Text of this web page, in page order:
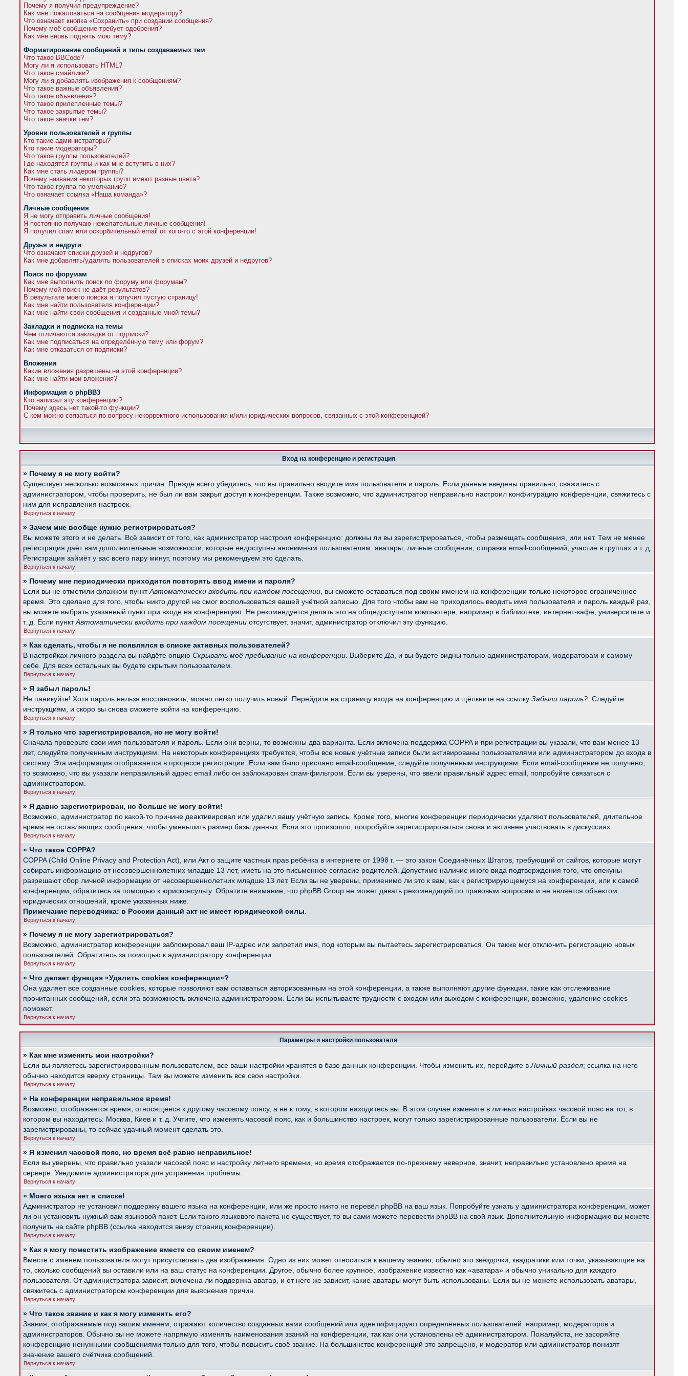
Почему я получил предупреждение?
Как мне пожаловаться на сообщения модератору?
Что означает кнопка «Сохранить» при создании сообщения?
Почему моё сообщение требует одобрения?
Как мне вновь поднять мою тему?
Форматирование сообщений и типы создаваемых тем
Что такое BBCode?
Могу ли я использовать HTML?
Что такое смайлики?
Могу ли я добавлять изображения к сообщениям?
Что такое важные объявления?
Что такое объявления?
Что такое прилепленные темы?
Что такое закрытые темы?
Что такое значки тем?
Уровни пользователей и группы
Кто такие администраторы?
Кто такие модераторы?
Что такое группы пользователей?
Где находятся группы и как мне вступить в них?
Как мне стать лидером группы?
Почему названия некоторых групп имеют разные цвета?
Что такое группа по умолчанию?
Что означает ссылка «Наша команда»?
Личные сообщения
Я не могу отправить личные сообщения!
Я постоянно получаю нежелательные личные сообщения!
Я получил спам или оскорбительный email от кого-то с этой конференции!
Друзья и недруги
Что означают списки друзей и недругов?
Как мне добавлять/удалять пользователей в списках моих друзей и недругов?
Поиск по форумам
Как мне выполнить поиск по форуму или форумам?
Почему мой поиск не даёт результатов?
В результате моего поиска я получил пустую страницу!
Как мне найти пользователя конференции?
Как мне найти свои сообщения и созданные мной темы?
Закладки и подписка на темы
Чем отличаются закладки от подписки?
Как мне подписаться на определённую тему или форум?
Как мне отказаться от подписки?
Вложения
Какие вложения разрешены на этой конференции?
Как мне найти мои вложения?
Информация о phpBB3
Кто написал эту конференцию?
Почему здесь нет такой-то функции?
С кем можно связаться по вопросу некорректного использования и/или юридических вопросов, связанных с этой конференцией?
Вход на конференцию и регистрация
» Почему я не могу войти?
Существует несколько возможных причин. Прежде всего убедитесь, что вы правильно вводите имя пользователя и пароль. Если данные введены правильно, свяжитесь с
администратором, чтобы проверить, не был ли вам закрыт доступ к конференции. Также возможно, что администратор неправильно настроил конфигурацию конференции, свяжитесь с
ним для исправления настроек.
Вернуться к началу
» Зачем мне вообще нужно регистрироваться?
Вы можете этого и не делать. Всё зависит от того, как администратор настроил конференцию: должны ли вы зарегистрироваться, чтобы размещать сообщения, или нет. Тем не менее
регистрация даёт вам дополнительные возможности, которые недоступны анонимным пользователям: аватары, личные сообщения, отправка email-сообщений, участие в группах и т. д.
Регистрация займёт у вас всего пару минут, поэтому мы рекомендуем это сделать.
Вернуться к началу
» Почему мне периодически приходится повторять ввод имени и пароля?
Если вы не отметили флажком пунктАвтоматически входить при каждом посещении , вы сможете оставаться под своим именем на конференции только некоторое ограниченное
время. Это сделано для того, чтобы никто другой не смог воспользоваться вашей учётной записью. Для того чтобы вам не приходилось вводить имя пользователя и пароль каждый раз,
вы можете выбрать указанный пункт при входе на конференцию. Не рекомендуется делать это на общедоступном компьютере, например в библиотеке, интернет-кафе, университете и
т. д. Если пунктАвтоматически входить при каждом посещении отсутствует, значит, администратор отключил эту функцию.
Вернуться к началу
» Как сделать, чтобы я не появлялся в списке активных пользователей?
В настройках личного раздела вы найдёте опцию Скрывать моё пребывание на конференции . Выберите Да , и вы будете видны только администраторам, модераторам и самому
себе. Для всех остальных вы будете скрытым пользователем.
Вернуться к началу
» Я забыл пароль!
Не паникуйте! Хотя пароль нельзя восстановить, можно легко получить новый. Перейдите на страницу входа на конференцию и щёлкните на ссылку Забыли пароль? . Следуйте
инструкциям, и скоро вы снова сможете войти на конференцию.
Вернуться к началу
» Я только что зарегистрировался, но не могу войти!
Сначала проверьте свои имя пользователя и пароль. Если они верны, то возможны два варианта. Если включена поддержка COPPA и при регистрации вы указали, что вам менее 13
лет, следуйте полученным инструкциям. На некоторых конференциях требуется, чтобы все новые учётные записи были активированы пользователями или администратором до входа в
систему. Эта информация отображается в процессе регистрации. Если вам было прислано email-сообщение, следуйте полученным инструкциям. Если email-сообщение не получено,
то возможно, что вы указали неправильный адрес email либо он заблокирован спам-фильтром. Если вы уверены, что ввели правильный адрес email, попробуйте связаться с
администратором.
Вернуться к началу
» Я давно зарегистрирован, но больше не могу войти!
Возможно, администратор по какой-то причине деактивировал или удалил вашу учётную запись. Кроме того, многие конференции периодически удаляют пользователей, длительное
время не оставляющих сообщения, чтобы уменьшить размер базы данных. Если это произошло, попробуйте зарегистрироваться снова и активнее участвовать в дискуссиях.
Вернуться к началу
» Что такое COPPA?
COPPA (Child Online Privacy and Protection Act), или Акт о защите частных прав ребёнка в интернете от 1998 г. — это закон Соединённых Штатов, требующий от сайтов, которые могут
собирать информацию от несовершеннолетних младше 13 лет, иметь на это письменное согласие родителей. Допустимо наличие иного вида подтверждения того, что опекуны
разрешают сбор личной информации от несовершеннолетних младше 13 лет. Если вы не уверены, применимо ли это к вам, как к регистрирующемуся на конференции, или к самой
конференции, обратитесь за помощью к юрисконсульту. Обратите внимание, что phpBB Group не может давать рекомендаций по правовым вопросам и не является объектом
юридических отношений, кроме указанных ниже.
Примечание переводчика: в России данный акт не имеет юридической силы.
Вернуться к началу
» Почему я не могу зарегистрироваться?
Возможно, администратор конференции заблокировал ваш IP-адрес или запретил имя, под которым вы пытаетесь зарегистрироваться. Он также мог отключить регистрацию новых
пользователей. Обратитесь за помощью к администратору конференции.
Вернуться к началу
» Что делает функция «Удалить cookies конференции»?
Она удаляет все созданные cookies, которые позволяют вам оставаться авторизованным на этой конференции, а также выполняют другие функции, такие как отслеживание
прочитанных сообщений, если эта возможность включена администратором. Если вы испытываете трудности с входом или выходом с конференции, возможно, удаление cookies
поможет.
Вернуться к началу
Параметры и настройки пользователя
» Как мне изменить мои настройки?
Если вы являетесь зарегистрированным пользователем, все ваши настройки хранятся в базе данных конференции. Чтобы изменить их, перейдите в Личный раздел; ссылка на него
обычно находится вверху страницы. Там вы можете изменить все свои настройки.
Вернуться к началу
» На конференции неправильное время!
Возможно, отображается время, относящееся к другому часовому поясу, а не к тому, в котором находитесь вы. В этом случае измените в личных настройках часовой пояс на тот, в
котором вы находитесь: Москва, Киев и т. д. Учтите, что изменять часовой пояс, как и большинство настроек, могут только зарегистрированные пользователи. Если вы не
зарегистрированы, то сейчас удачный момент сделать это.
Вернуться к началу
» Я изменил часовой пояс, но время всё равно неправильное!
Если вы уверены, что правильно указали часовой пояс и настройку летнего времени, но время отображается по-прежнему неверное, значит, неправильно установлено время на
сервере. Уведомите администратора для устранения проблемы.
Вернуться к началу
» Моего языка нет в списке!
Администратор не установил поддержку вашего языка на конференции, или же просто никто не перевёл phpBB на ваш язык. Попробуйте узнать у администратора конференции, может
ли он установить нужный вам языковой пакет. Если такого языкового пакета не существует, то вы сами можете перевести phpBB на свой язык. Дополнительную информацию вы можете
получить на сайте phpBB (ссылка находится внизу страниц конференции).
Вернуться к началу
» Как я могу поместить изображение вместе со своим именем?
Вместе с именем пользователя могут присутствовать два изображения. Одно из них может относиться к вашему званию, обычно это звёздочки, квадратики или точки, указывающие на
то, сколько сообщений вы оставили или на ваш статус на конференции. Другое, обычно более крупное, изображение известно как «аватара» и обычно уникально для каждого
пользователя. От администратора зависит, включена ли поддержка аватар, и от него же зависит, какие аватары могут быть использованы. Если вы не можете использовать аватары,
свяжитесь с администратором конференции для выяснения причин.
Вернуться к началу
» Что такое звание и как я могу изменить его?
Звания, отображаемые под вашим именем, отражают количество созданных вами сообщений или идентифицируют определённых пользователей: например, модераторов и
администраторов. Обычно вы не можете напрямую изменять наименования званий на конференции, так как они установлены её администратором. Пожалуйста, не засоряйте
конференцию ненужными сообщениями только для того, чтобы повысить своё звание. На большинстве конференций это запрещено, и модератор или администратор понизят
значение вашего счётчика сообщений.
Вернуться к началу